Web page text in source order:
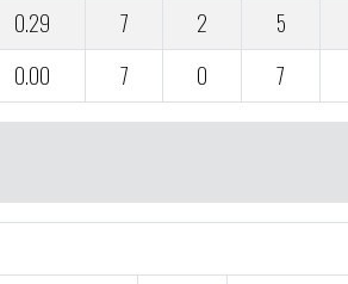
0.29 7 2 5
0.00 7 0 7